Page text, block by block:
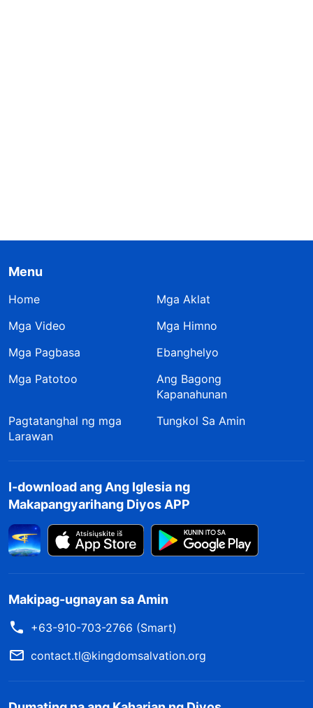
Menu
Home
Mga Aklat
Mga Video
Mga Himno
Mga Pagbasa
Ebanghelyo
Mga Patotoo
Ang Bagong
Kapanahunan
Pagtatanghal ng mga
Larawan
Tungkol Sa Amin
I-download ang Ang Iglesia ng
Makapangyarihang Diyos APP
Makipag-ugnayan sa Amin
+63-910-703-2766 (Smart)
contact.tl@kingdomsalvation.org